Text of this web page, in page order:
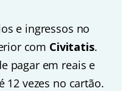
e ingressos no
com Civitatis.
pagar em reais e
12 vezes no cartão.